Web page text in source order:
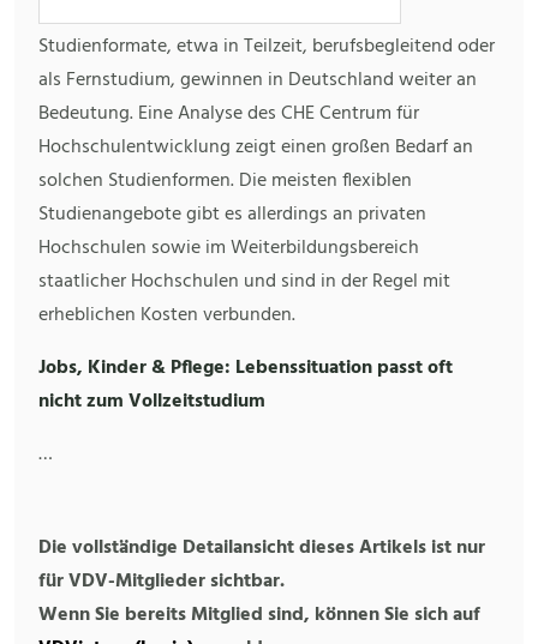
Studienformate, etwa in Teilzeit, berufsbegleitend oder
als Fernstudium, gewinnen in Deutschland weiter an
Bedeutung. Eine Analyse des CHE Centrum für
Hochschulentwicklung zeigt einen großen Bedarf an
solchen Studienformen. Die meisten flexiblen
Studienangebote gibt es allerdings an privaten
Hochschulen sowie im Weiterbildungsbereich
staatlicher Hochschulen und sind in der Regel mit
erheblichen Kosten verbunden.
Jobs, Kinder & Pflege: Lebenssituation passt oft
nicht zum Vollzeitstudium
…
Die vollständige Detailansicht dieses Artikels ist nur
für VDV-Mitglieder sichtbar.
Wenn Sie bereits Mitglied sind, können Sie sich auf